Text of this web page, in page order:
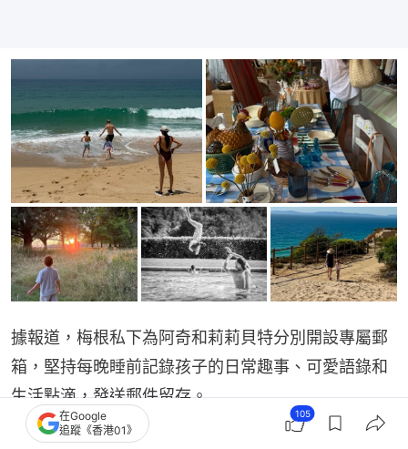
據報道，梅根私下為阿奇和莉莉貝特分別開設專屬郵
箱，堅持每晚睡前記錄孩子的日常趣事、可愛語錄和
生活點滴，發送郵件留存。
在Google
追蹤《香港01》
105